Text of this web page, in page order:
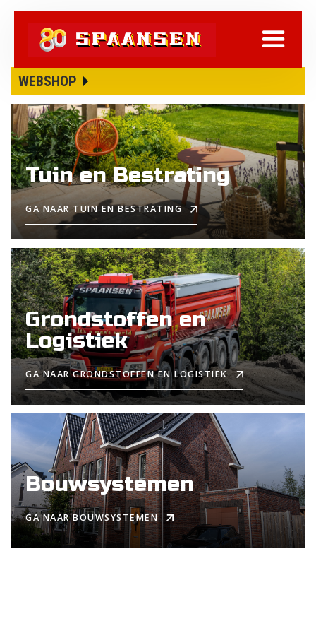
WEBSHOP
Grondstoffen en
Logistiek
GA NAAR GRONDSTOFFEN EN LOGISTIEK
Bouwsystemen
GA NAAR BOUWSYSTEMEN
Tuin en Bestrating
GA NAAR TUIN EN BESTRATING